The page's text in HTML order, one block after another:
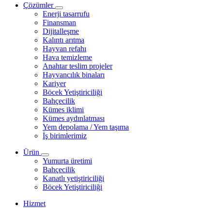
Çözümler
Enerji tasarrufu
Finansman
Dijitalleşme
Kalıntı arıtma
Hayvan refahı
Hava temizleme
Anahtar teslim projeler
Hayvancılık binaları
Kariyer
Böcek Yetiştiriciliği
Bahçecilik
Kümes iklimi
Kümes aydınlatması
Yem depolama / Yem taşıma
İş birimlerimiz
Ürün
Yumurta üretimi
Bahçecilik
Kanatlı yetiştiriciliği
Böcek Yetiştiriciliği
Hizmet